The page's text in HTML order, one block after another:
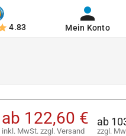
4.83 Mein Konto
ab 122,60 €
inkl. MwSt. zzgl. Versand
ab
zzgl.